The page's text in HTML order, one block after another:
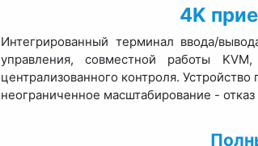
4K
Интегрированный терминал ввода/
управления, совместной работы
централизованного контроля.
неограниченное масштабирование -